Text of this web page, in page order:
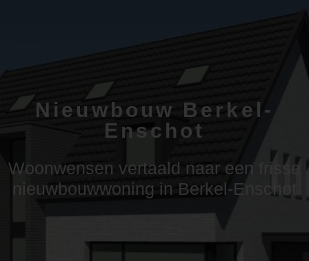
Nieuwbouw Berkel-
Enschot
Woonwensen vertaald naar een frisse
nieuwbouwwoning in Berkel-Enschot